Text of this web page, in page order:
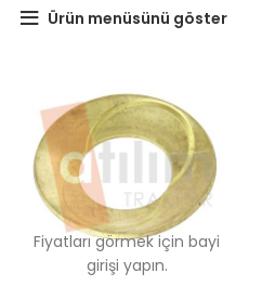
Ürün menüsünü göster
Fiyatları görmek için bayi
girişi yapın.